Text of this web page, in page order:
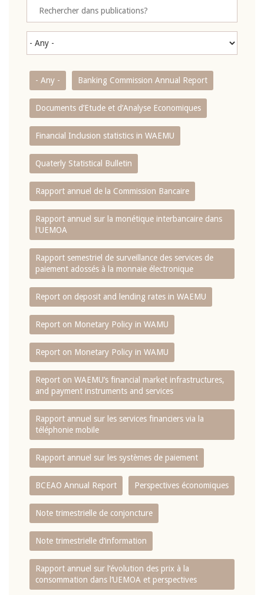
- Any - Banking Commission Annual Report
Documents d’Etude et d’Analyse Economiques
Financial Inclusion statistics in WAEMU
Quaterly Statistical Bulletin
Rapport annuel de la Commission Bancaire
Rapport annuel sur la monétique interbancaire dans
l'UEMOA
Rapport semestriel de surveillance des services de
paiement adossés à la monnaie électronique
Report on deposit and lending rates in WAEMU
Report on Monetary Policy in WAMU
Report on Monetary Policy in WAMU
Report on WAEMU’s financial market infrastructures,
and payment instruments and services
Rapport annuel sur les services financiers via la
téléphonie mobile
Rapport annuel sur les systèmes de paiement
BCEAO Annual Report Perspectives économiques
Note trimestrielle de conjoncture
Note trimestrielle d‘information
Rapport annuel sur l‘évolution des prix à la
consommation dans l‘UEMOA et perspectives